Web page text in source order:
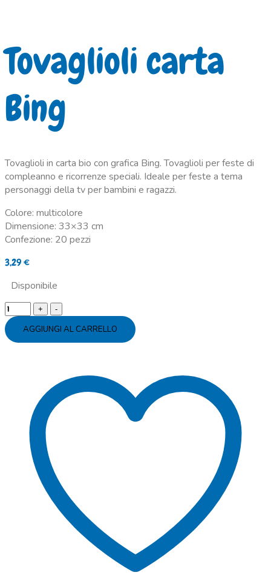
Tovaglioli carta
Bing
Tovaglioli in carta bio con grafica Bing. Tovaglioli per feste di
compleanno e ricorrenze speciali. Ideale per feste a tema
personaggi della tv per bambini e ragazzi.
Colore: multicolore
Dimensione: 33×33 cm
Confezione: 20 pezzi
3,29€
Disponibile
Tovaglioli
carta
Bing
AGGIUNGI AL CARRELLO